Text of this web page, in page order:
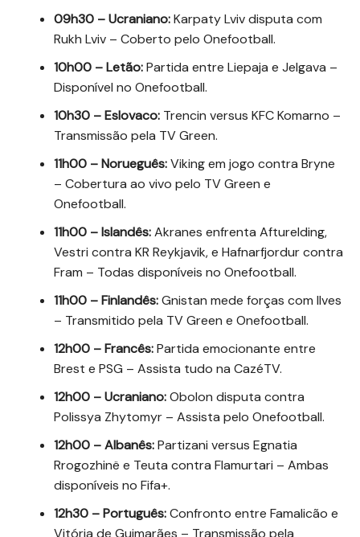
09h30 – Ucraniano:Karpaty Lviv disputa com
Rukh Lviv – Coberto pelo Onefootball.
10h00 – Letão:Partida entre Liepaja e Jelgava –
Disponível no Onefootball.
10h30 – Eslovaco: Trencin versus KFC Komarno –
Transmissão pela TV Green.
11h00 – Norueguês:Viking em jogo contra Bryne
– Cobertura ao vivo pelo TV Green e
Onefootball.
11h00 – Islandês:Akranes enfrenta Afturelding,
Vestri contra KR Reykjavik, e Hafnarfjordur contra
Fram – Todas disponíveis no Onefootball.
11h00 – Finlandês:Gnistan mede forças com Ilves
– Transmitido pela TV Green e Onefootball.
12h00 – Francês:Partida emocionante entre
Brest e PSG – Assista tudo na CazéTV.
12h00 – Ucraniano:Obolon disputa contra
Polissya Zhytomyr – Assista pelo Onefootball.
12h00 – Albanês:Partizani versus Egnatia
Rrogozhinë e Teuta contra Flamurtari – Ambas
disponíveis no Fifa+.
12h30 – Português:Confronto entre Famalicão e
Vitória de Guimarães – Transmissão pela